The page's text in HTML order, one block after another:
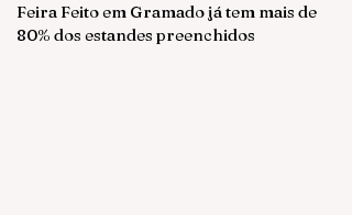
Feira Feito em Gramado já tem mais de
80% dos estandes preenchidos